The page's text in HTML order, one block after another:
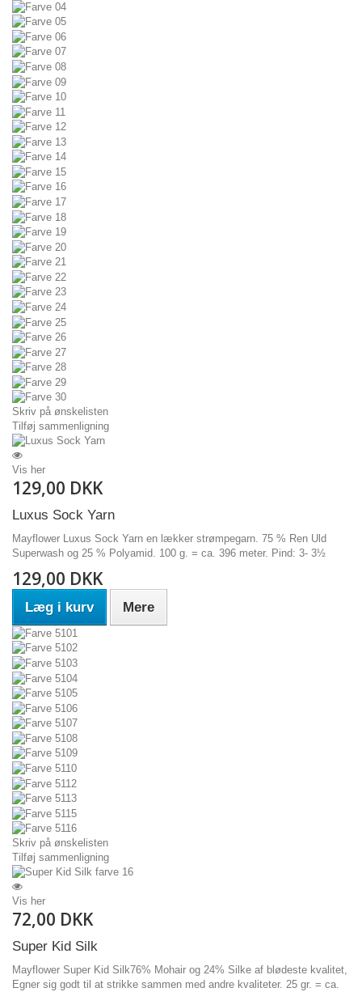
Skriv på ønskelisten
Tilføj sammenligning
Vis her
129,00 DKK
Luxus Sock Yarn
Mayflower Luxus Sock Yarn en lækker strømpegarn. 75 % Ren Uld
Superwash og 25 % Polyamid. 100 g. = ca. 396 meter. Pind: 3- 3½
129,00 DKK
Læg i kurv Mere
Skriv på ønskelisten
Tilføj sammenligning
Vis her
72,00 DKK
Super Kid Silk
Mayflower Super Kid Silk76% Mohair og 24% Silke af blødeste kvalitet,
Egner sig godt til at strikke sammen med andre kvaliteter. 25 gr. = ca.